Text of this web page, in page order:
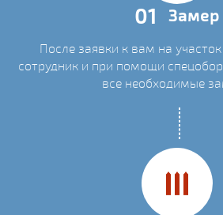
01 Замер
После заявки к вам на
сотрудник и при помощи
все необходимые